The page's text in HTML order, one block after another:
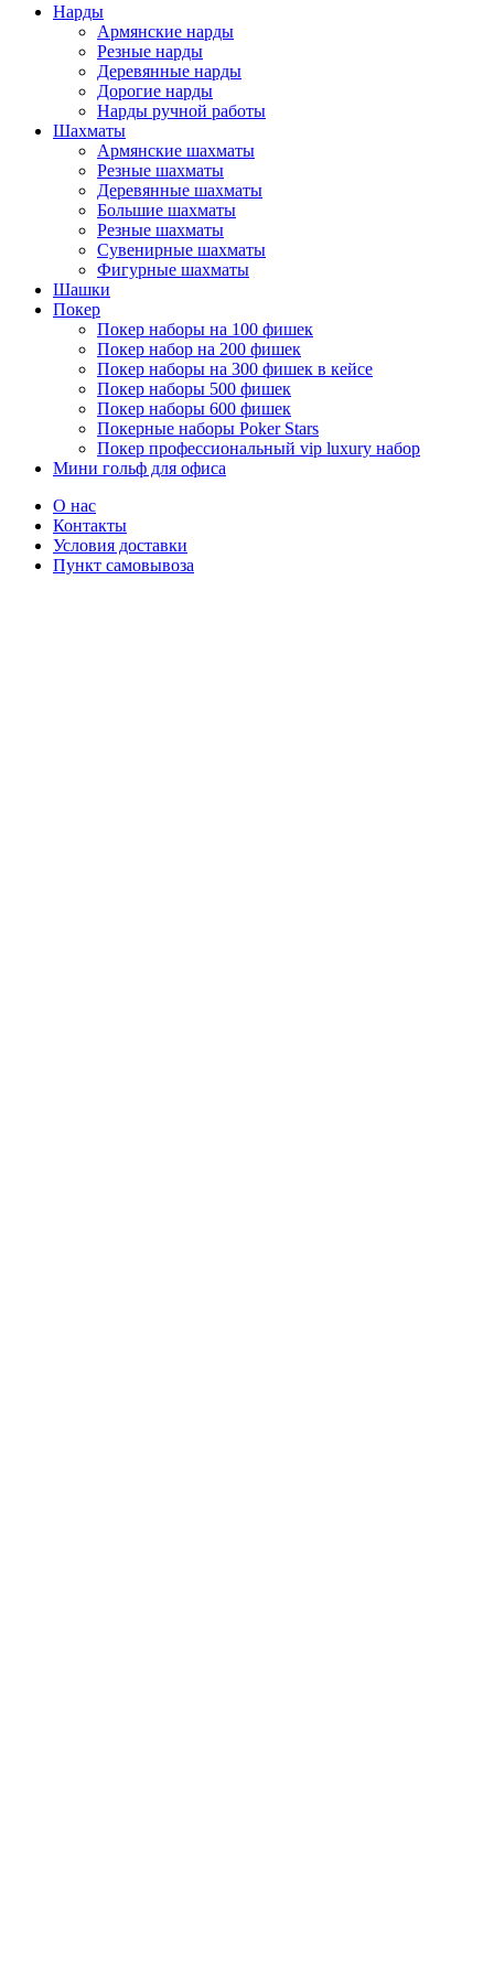
Нарды
Армянские нарды
Резные нарды
Деревянные нарды
Дорогие нарды
Нарды ручной работы
Шахматы
Армянские шахматы
Резные шахматы
Деревянные шахматы
Большие шахматы
Резные шахматы
Сувенирные шахматы
Фигурные шахматы
Шашки
Покер
Покер наборы на 100 фишек
Покер набор на 200 фишек
Покер наборы на 300 фишек в кейсе
Покер наборы 500 фишек
Покер наборы 600 фишек
Покерные наборы Poker Stars
Покер профессиональный vip luxury набор
Мини гольф для офиса
О нас
Контакты
Условия доставки
Пункт самовывоза